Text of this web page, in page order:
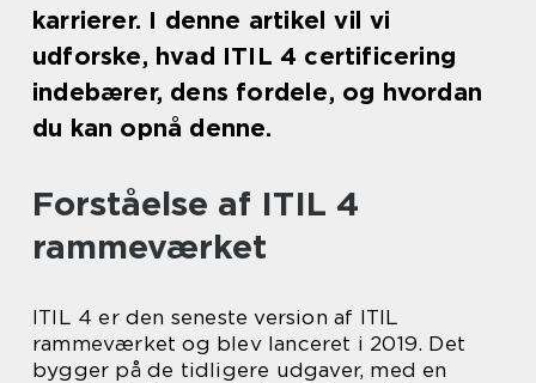
karrierer. I denne artikel vil vi
udforske, hvad ITIL 4 certificering
indebærer, dens fordele, og hvordan
du kan opnå denne.
Forståelse af ITIL 4
rammeværket
ITIL 4 er den seneste version af ITIL
rammeværket og blev lanceret i 2019. Det
bygger på de tidligere udgaver, med en